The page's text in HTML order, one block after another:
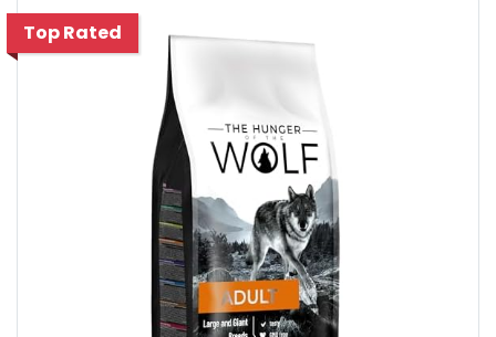
Top Rated